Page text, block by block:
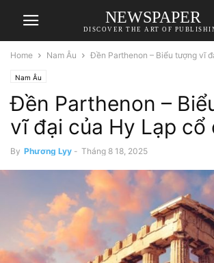
NEWSPAPER
DISCOVER THE ART OF
Home Nam Âu Đền Parthenon – Biểu tượng vĩ
Nam Âu
Đền Parthenon –
vĩ đại của Hy Lạp cổ
By Phương Lyy - Tháng 8 18, 2025